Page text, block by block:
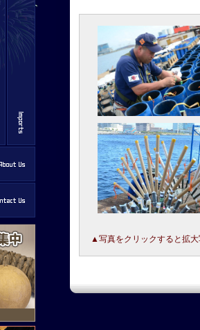
▲写真をクリックすると拡